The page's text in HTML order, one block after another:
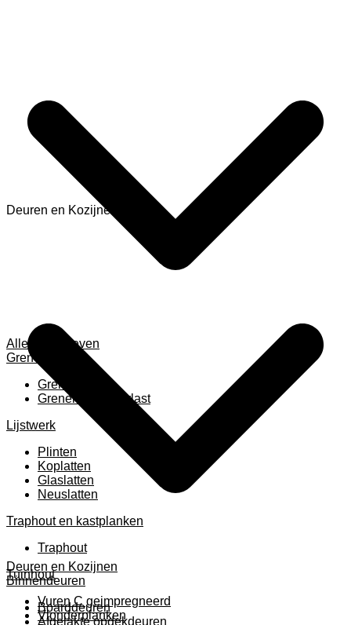
Alles weergeven
Grenen
Grenen B ruw
Grenen gevingerlast
Lijstwerk
Plinten
Koplatten
Glaslatten
Neuslatten
Traphout en kastplanken
Traphout
Tuinhout
Vuren C geimpregneerd
Vlonderplanken
Deuren en Kozijnen
Deuren en Kozijnen
Binnendeuren
Boarddeuren
Afgelakte opdekdeuren